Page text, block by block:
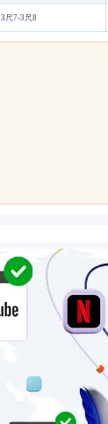
3尺7-3尺8